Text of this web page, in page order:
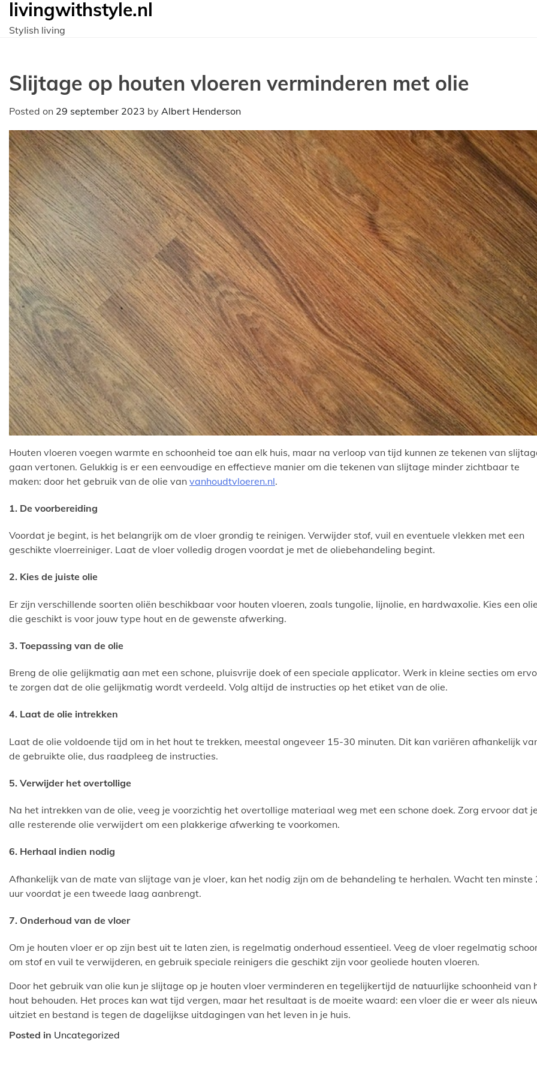
de
livingwithstyle.nl
Stylish living
Slijtage op houten vloeren verminderen met olie
Posted on 29 september 2023 by Albert Henderson
Houten vloeren voegen warmte en schoonheid toe aan elk huis, maar na verloop van tijd kunnen ze tekenen van
gaan vertonen. Gelukkig is er een eenvoudige en effectieve manier om die tekenen van slijtage minder zichtbaar te
maken: door het gebruik van de olie van vanhoudtvloeren.nl.
1. De voorbereiding
Voordat je begint, is het belangrijk om de vloer grondig te reinigen. Verwijder stof, vuil en eventuele vlekken met een
geschikte vloerreiniger. Laat de vloer volledig drogen voordat je met de oliebehandeling begint.
2. Kies de juiste olie
Er zijn verschillende soorten oliën beschikbaar voor houten vloeren, zoals tungolie, lijnolie, en hardwaxolie. Kies een olie
die geschikt is voor jouw type hout en de gewenste afwerking.
3. Toepassing van de olie
Breng de olie gelijkmatig aan met een schone, pluisvrije doek of een speciale applicator. Werk in kleine secties om
te zorgen dat de olie gelijkmatig wordt verdeeld. Volg altijd de instructies op het etiket van de olie.
4. Laat de olie intrekken
Laat de olie voldoende tijd om in het hout te trekken, meestal ongeveer 15-30 minuten. Dit kan variëren afhankelijk
de gebruikte olie, dus raadpleeg de instructies.
5. Verwijder het overtollige
Na het intrekken van de olie, veeg je voorzichtig het overtollige materiaal weg met een schone doek. Zorg ervoor dat je
alle resterende olie verwijdert om een plakkerige afwerking te voorkomen.
6. Herhaal indien nodig
Afhankelijk van de mate van slijtage van je vloer, kan het nodig zijn om de behandeling te herhalen. Wacht ten minste
uur voordat je een tweede laag aanbrengt.
7. Onderhoud van de vloer
Om je houten vloer er op zijn best uit te laten zien, is regelmatig onderhoud essentieel. Veeg de vloer regelmatig
om stof en vuil te verwijderen, en gebruik speciale reinigers die geschikt zijn voor geoliede houten vloeren.
Door het gebruik van olie kun je slijtage op je houten vloer verminderen en tegelijkertijd de natuurlijke schoonheid van
hout behouden. Het proces kan wat tijd vergen, maar het resultaat is de moeite waard: een vloer die er weer als
uitziet en bestand is tegen de dagelijkse uitdagingen van het leven in je huis.
Posted in Uncategorized